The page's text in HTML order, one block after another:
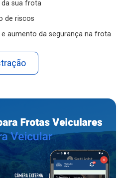
da sua frota
de riscos
e aumento da segurança na frota